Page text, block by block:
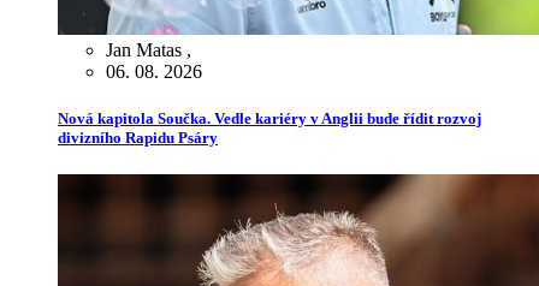
Jan Matas ,
06. 08. 2026
Nová kapitola Součka. Vedle kariéry v Anglii bude řídit rozvoj
divizního Rapidu Psáry